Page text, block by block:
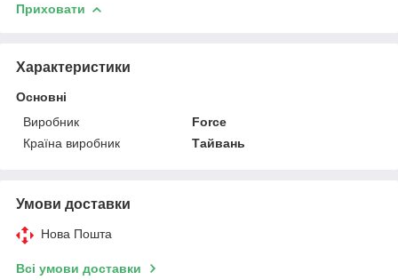
Приховати
Характеристики
Основні
Виробник
Force
Країна виробник
Тайвань
Умови доставки
Нова Пошта
Всі умови доставки